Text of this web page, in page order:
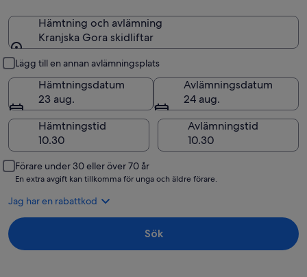
Hämtning och avlämning
Kranjska Gora skidliftar
Lägg till en annan avlämningsplats
Hämtningsdatum
23 aug.
Avlämningsdatum
24 aug.
Hämtningstid
Avlämningstid
Förare under 30 eller över 70 år
En extra avgift kan tillkomma för unga och äldre förare.
Jag har en rabattkod
Sök